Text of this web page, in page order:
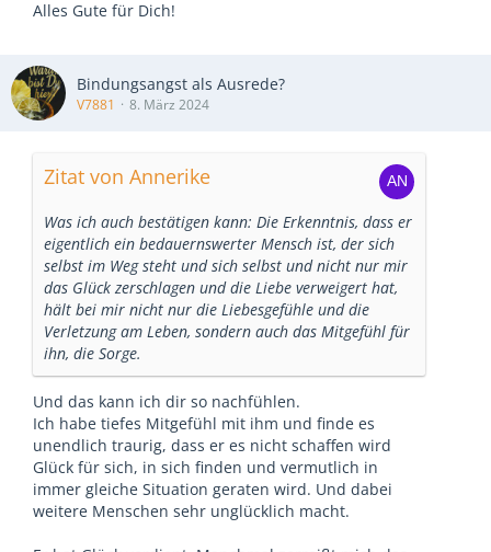
Alles Gute für Dich!
Bindungsangst als Ausrede?
V7881 8. März 2024
Zitat von Annerike
Was ich auch bestätigen kann: Die Erkenntnis, dass er
eigentlich ein bedauernswerter Mensch ist, der sich
selbst im Weg steht und sich selbst und nicht nur mir
das Glück zerschlagen und die Liebe verweigert hat,
hält bei mir nicht nur die Liebesgefühle und die
Verletzung am Leben, sondern auch das Mitgefühl für
ihn, die Sorge.
Und das kann ich dir so nachfühlen.
Ich habe tiefes Mitgefühl mit ihm und finde es
unendlich traurig, dass er es nicht schaffen wird
Glück für sich, in sich finden und vermutlich in
immer gleiche Situation geraten wird. Und dabei
weitere Menschen sehr unglücklich macht.